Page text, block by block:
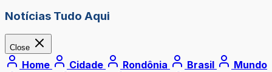
Notícias Tudo Aqui
Close
Home Cidade Rondônia Brasil
Mundo